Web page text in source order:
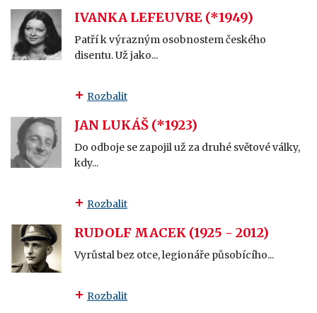
IVANKA LEFEUVRE (*1949)
Patří k výrazným osobnostem českého
disentu. Už jako...
Rozbalit
JAN LUKÁŠ (*1923)
Do odboje se zapojil už za druhé světové války,
kdy...
Rozbalit
RUDOLF MACEK (1925 - 2012)
Vyrůstal bez otce, legionáře působícího...
Rozbalit